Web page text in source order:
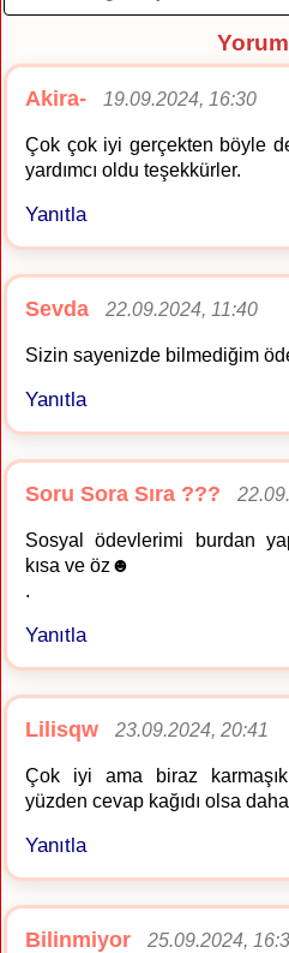
Akira- 19.09.2024, 16:30
Çok çok iyi gerçekten böyle
yardımcı oldu teşekkürler.
Yanıtla
Sevda 22.09.2024, 11:40
Sizin sayenizde bilmediğim
Yanıtla
Soru Sora Sıra ???
Sosyal ödevlerimi burdan
kısa ve öz☻️
.
Yanıtla
Lilisqw 23.09.2024, 20:41
Çok iyi ama biraz
yüzden cevap kağıdı olsa
Yanıtla
Bilinmiyor 25.09.2024,